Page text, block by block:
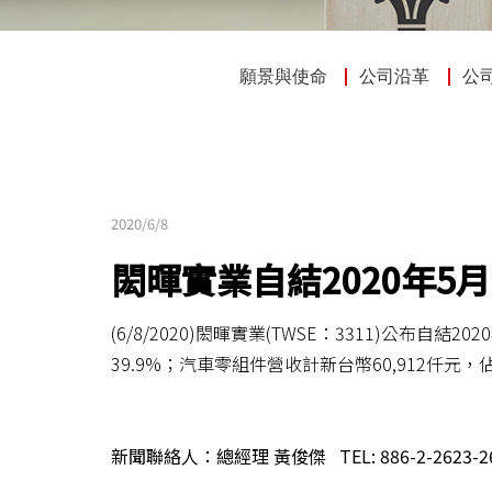
願景與使命 公司沿革 公
2020/6/8
閎暉實業自結2020年5
(6/8/2020)閎暉實業(TWSE：3311)公布自結
39.9%；汽車零組件營收計新台幣60,912仟元，
新聞聯絡人：總經理黃俊傑 TEL: 886-2-2623-